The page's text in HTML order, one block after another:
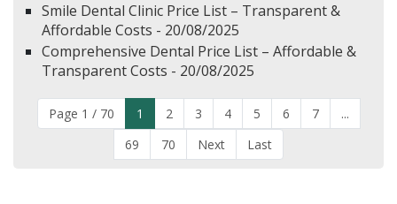
Smile Dental Clinic Price List – Transparent &
Affordable Costs - 20/08/2025
Comprehensive Dental Price List – Affordable &
Transparent Costs - 20/08/2025
Page 1 / 70 1 2 3 4 5 6 7
...
69
70 Next Last